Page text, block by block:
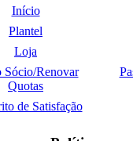
Início
Plantel
Loja
Sócio/Renovar
Quotas
de Satisfação